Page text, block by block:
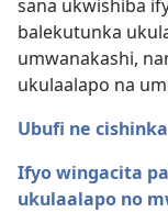
sana ukwishiba
balekutunka
umwanakashi,
ukulaalapo na
Ubufi ne cishinka
Ifyo wingacita
ukulaalapo no